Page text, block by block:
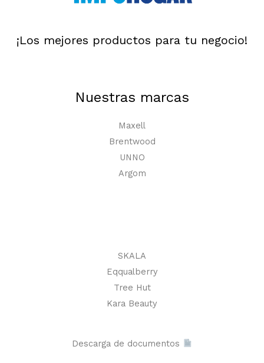
¡Los mejores productos para tu negocio!
Nuestras marcas
Maxell
Brentwood
UNNO
Argom
SKALA
Eqqualberry
Tree Hut
Kara Beauty
Descarga de documentos